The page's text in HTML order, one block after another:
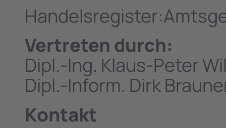
Vertreten durch:
Dipl.-Ing. Klaus-Peter
Dipl.-Inform. Dirk
Kontakt